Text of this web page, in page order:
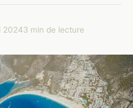
20243 min de lecture